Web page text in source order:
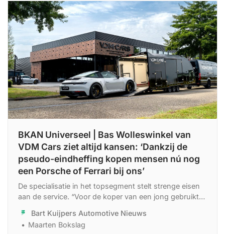
BKAN Universeel | Bas Wolleswinkel van
VDM Cars ziet altijd kansen: ‘Dankzij de
pseudo-eindheffing kopen mensen nú nog
een Porsche of Ferrari bij ons’
De specialisatie in het topsegment stelt strenge eisen
aan de service. “Voor de koper van een jong gebruikte
orde zijn.”
Bart Kuijpers Automotive Nieuws
Maarten Bokslag